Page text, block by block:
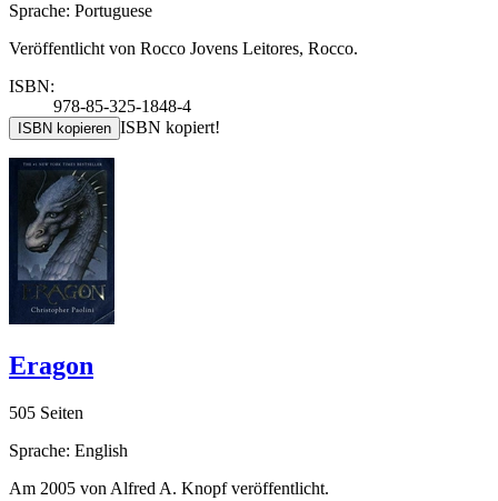
Sprache: Portuguese
Veröffentlicht von Rocco Jovens Leitores, Rocco.
ISBN:
978-85-325-1848-4
ISBN kopieren ISBN kopiert!
Eragon
505 Seiten
Sprache: English
Am 2005 von Alfred A. Knopf veröffentlicht.